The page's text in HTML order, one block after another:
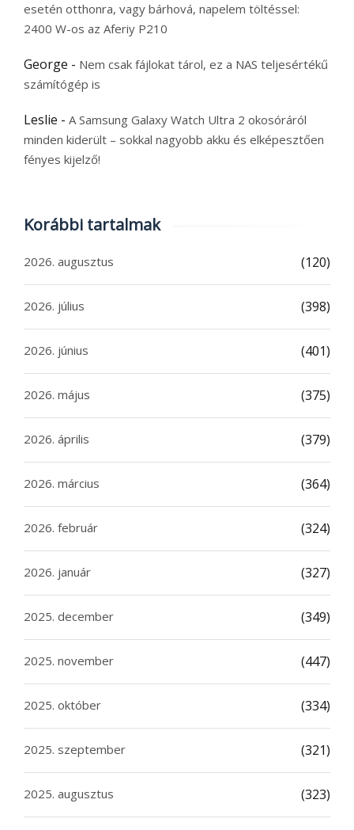
esetén otthonra, vagy bárhová, napelem töltéssel:
2400 W-os az Aferiy P210
George - Nem csak fájlokat tárol, ez a NAS teljesértékű
számítógép is
Leslie - A Samsung Galaxy Watch Ultra 2 okosóráról
minden kiderült – sokkal nagyobb akku és elképesztően
fényes kijelző!
Korábbi tartalmak
2026. augusztus (120)
2026. július (398)
2026. június (401)
2026. május (375)
2026. április (379)
2026. március (364)
2026. február (324)
2026. január (327)
2025. december (349)
2025. november (447)
2025. október (334)
2025. szeptember (321)
2025. augusztus (323)